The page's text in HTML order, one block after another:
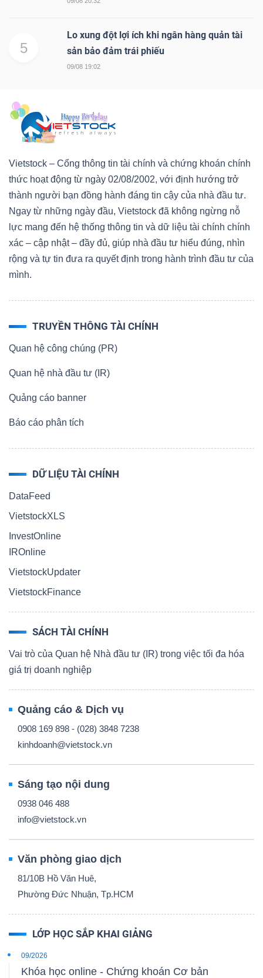
5
Lo xung đột lợi ích khi ngân hàng quản tài
sản bảo đảm trái phiếu
09/08 19:02
Vietstock – Cổng thông tin tài chính và chứng khoán chính
thức hoạt động từ ngày 02/08/2002, với định hướng trở
thành người bạn đồng hành đáng tin cậy của nhà đầu tư.
Ngay từ những ngày đầu, Vietstock đã không ngừng nỗ
lực mang đến hệ thống thông tin và dữ liệu tài chính chính
xác – cập nhật – đầy đủ, giúp nhà đầu tư hiểu đúng, nhìn
rộng và tự tin đưa ra quyết định trong hành trình đầu tư của
mình.
TRUYỀN THÔNG TÀI CHÍNH
Quan hệ công chúng (PR)
Quan hệ nhà đầu tư (IR)
Quảng cáo banner
Báo cáo phân tích
DỮ LIỆU TÀI CHÍNH
DataFeed
VietstockXLS
InvestOnline
IROnline
VietstockUpdater
VietstockFinance
SÁCH TÀI CHÍNH
Vai trò của Quan hệ Nhà đầu tư (IR) trong việc tối đa hóa
giá trị doanh nghiệp
Quảng cáo & Dịch vụ
0908 169 898 - (028) 3848 7238
kinhdoanh@vietstock.vn
Sáng tạo nội dung
0938 046 488
info@vietstock.vn
Văn phòng giao dịch
81/10B Hồ Văn Huê,
Phường Đức Nhuận, Tp.HCM
LỚP HỌC SẮP KHAI GIẢNG
09/2026
Khóa học online - Chứng khoán Cơ bản